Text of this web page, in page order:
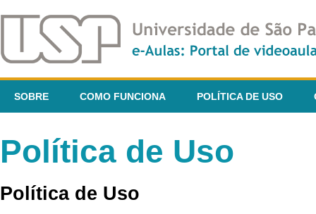
SOBRE COMO FUNCIONA POLÍTICA DE USO
Política de Uso
Política de Uso